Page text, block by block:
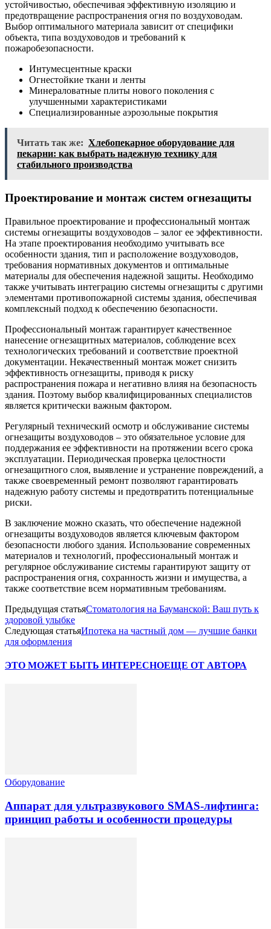
устойчивостью, обеспечивая эффективную изоляцию и
предотвращение распространения огня по воздуховодам.
Выбор оптимального материала зависит от специфики
объекта, типа воздуховодов и требований к
пожаробезопасности.
Интумесцентные краски
Огнестойкие ткани и ленты
Минераловатные плиты нового поколения с
улучшенными характеристиками
Специализированные аэрозольные покрытия
Читать так же: Хлебопекарное оборудование для
пекарни: как выбрать надежную технику для
стабильного производства
Проектирование и монтаж систем огнезащиты
Правильное проектирование и профессиональный монтаж
системы огнезащиты воздуховодов – залог ее эффективности.
На этапе проектирования необходимо учитывать все
особенности здания, тип и расположение воздуховодов,
требования нормативных документов и оптимальные
материалы для обеспечения надежной защиты. Необходимо
также учитывать интеграцию системы огнезащиты с другими
элементами противопожарной системы здания, обеспечивая
комплексный подход к обеспечению безопасности.
Профессиональный монтаж гарантирует качественное
нанесение огнезащитных материалов, соблюдение всех
технологических требований и соответствие проектной
документации. Некачественный монтаж может снизить
эффективность огнезащиты, приводя к риску
распространения пожара и негативно влияя на безопасность
здания. Поэтому выбор квалифицированных специалистов
является критически важным фактором.
Регулярный технический осмотр и обслуживание системы
огнезащиты воздуховодов – это обязательное условие для
поддержания ее эффективности на протяжении всего срока
эксплуатации. Периодическая проверка целостности
огнезащитного слоя, выявление и устранение повреждений, а
также своевременный ремонт позволяют гарантировать
надежную работу системы и предотвратить потенциальные
риски.
В заключение можно сказать, что обеспечение надежной
огнезащиты воздуховодов является ключевым фактором
безопасности любого здания. Использование современных
материалов и технологий, профессиональный монтаж и
регулярное обслуживание системы гарантируют защиту от
распространения огня, сохранность жизни и имущества, а
также соответствие всем нормативным требованиям.
Предыдущая статьяСтоматология на Бауманской: Ваш путь к
здоровой улыбке
Следующая статьяИпотека на частный дом — лучшие банки
для оформления
ЭТО МОЖЕТ БЫТЬ ИНТЕРЕСНОЕЩЕ ОТ АВТОРА
Оборудование
Аппарат для ультразвукового SMAS-лифтинга:
принцип работы и особенности процедуры